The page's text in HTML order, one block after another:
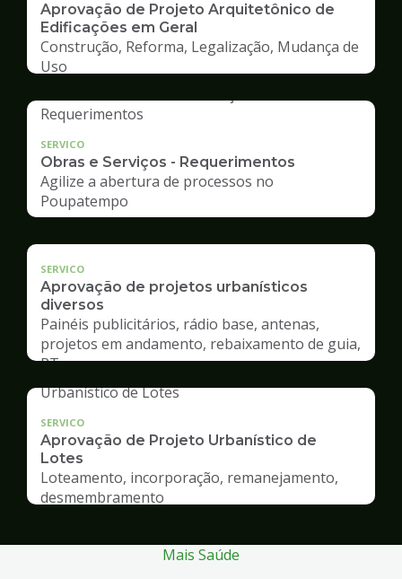
Aprovação de Projeto Arquitetônico de
Edificações em Geral
Construção, Reforma, Legalização, Mudança de
Uso
SERVICO
Obras e Serviços - Requerimentos
Agilize a abertura de processos no
Poupatempo
SERVICO
Aprovação de projetos urbanísticos
diversos
Painéis publicitários, rádio base, antenas,
projetos em andamento, rebaixamento de guia,
RT
SERVICO
Aprovação de Projeto Urbanístico de
Lotes
Loteamento, incorporação, remanejamento,
desmembramento
Mais Saúde